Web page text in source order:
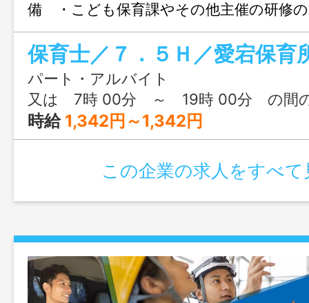
備 ・こども保育課やその他主催の研修
応じた会議等の参加 その他施設長が
務 変更範囲：変更なし
パート・アルバイト
又は 7時 00分 ～ 19時 00分 の間の
時給 1,342円～1,342円
この企業の求人をすべて